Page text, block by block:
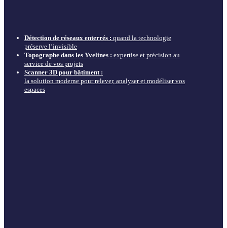
Détection de réseaux enterrés : quand la technologie
préserve l’invisible
Topographe dans les Yvelines : expertise et précision au
service de vos projets
Scanner 3D pour bâtiment :
la solution moderne pour relever, analyser et modéliser vos
espaces